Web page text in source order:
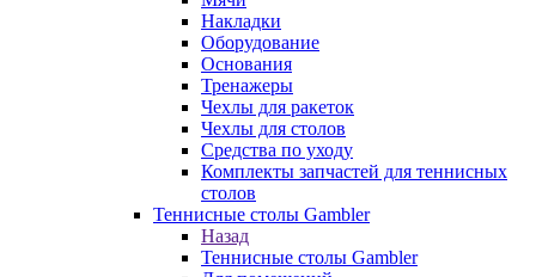
Накладки
Оборудование
Основания
Тренажеры
Чехлы для ракеток
Чехлы для столов
Средства по уходу
Комплекты запчастей для теннисных
столов
Теннисные столы Gambler
Назад
Теннисные столы Gambler